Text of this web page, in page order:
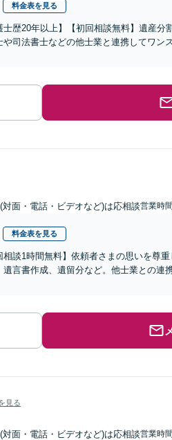
料金表を見る
士歴20年以上】【初回相談無料】遺産
司法書士などの他士業と連携してワン
対面・電話・ビデオなど)は応相談営業時
料金表を見る
相談1時間無料】依頼者さまの思いを尊
言書作成、遺留分など。他士業との連
見る
対面・電話・ビデオなど)は応相談営業時